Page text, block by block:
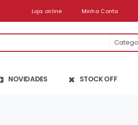
Loja online Minha Conta
NOVIDADES STOCK OFF